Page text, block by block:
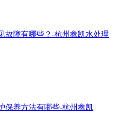
故障有哪些？-杭州鑫凯水处理
保养方法有哪些-杭州鑫凯